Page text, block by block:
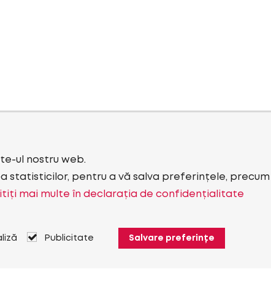
ul nostru web.
statisticilor, pentru a vă salva preferințele,
mai multe în declarația de confidențialitate
Publicitate Salvare preferințe